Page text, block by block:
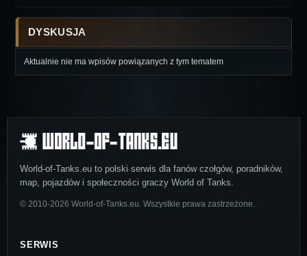
DYSKUSJA
Aktualnie nie ma wpisów powiązanych z tym tematem
World-of-Tanks.eu to polski serwis dla fanów czołgów, poradników,
map, pojazdów i społeczności graczy World of Tanks.
© 2010-2026 World-of-Tanks.eu. Wszystkie prawa zastrzeżone.
SERWIS